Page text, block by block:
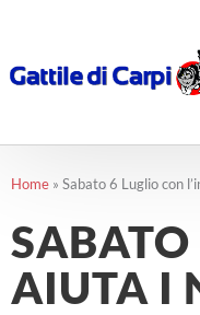
contenuto
Home » Sabato 6 Luglio con
SABATO
AIUTA I